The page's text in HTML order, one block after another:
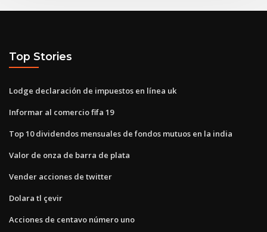
Top Stories
Lodge declaración de impuestos en línea uk
Informar al comercio fifa 19
Top 10 dividendos mensuales de fondos mutuos en la india
Valor de onza de barra de plata
Vender acciones de twitter
Dolara tl çevir
Acciones de centavo número uno